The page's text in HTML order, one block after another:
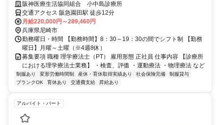
たたかい診療所で働きませんか？
阪神医療生活協同組合 小中島診療所
交通アクセス 阪急園田駅 徒歩12分
月給220,000円～289,460円
兵庫県尼崎市
勤務曜日・時間 【勤務時間】8：30～19：30の間でシフト制 【勤務
曜日】月曜～土曜（※4週8休）
募集要項 職種 理学療法士（PT） 雇用形態 正社員 仕事内容 【診療所
における理学療法士業務】 ・検査、評価 ・運動療法 ・物理療法 など
制服あり 変形労働時間制 産休・育休取得実績あり 社会保険完備
制服貸与
ブランクOK
育休あり 交通費支給 昇給あり
アルバイト・パート